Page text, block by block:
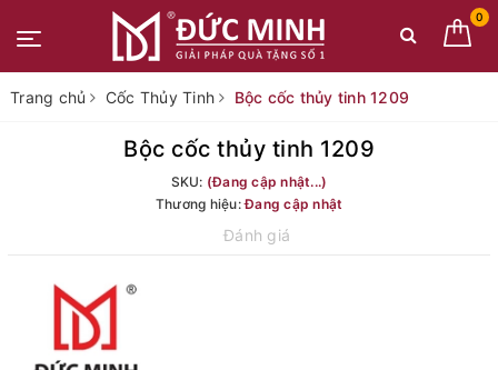
0
Trang chủ Cốc Thủy Tinh Bộc cốc thủy tinh 1209
Bộc cốc thủy tinh 1209
SKU: (Đang cập nhật...)
Thương hiệu:Đang cập nhật
Đánh giá